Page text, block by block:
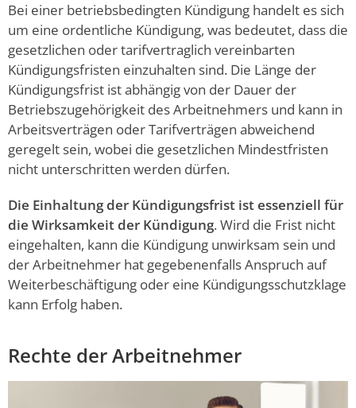
Bei einer betriebsbedingten Kündigung handelt es sich
um eine ordentliche Kündigung, was bedeutet, dass die
gesetzlichen oder tarifvertraglich vereinbarten
Kündigungsfristen einzuhalten sind. Die Länge der
Kündigungsfrist ist abhängig von der Dauer der
Betriebszugehörigkeit des Arbeitnehmers und kann in
Arbeitsverträgen oder Tarifverträgen abweichend
geregelt sein, wobei die gesetzlichen Mindestfristen
nicht unterschritten werden dürfen.
Die Einhaltung der Kündigungsfrist ist essenziell für
die Wirksamkeit der Kündigung. Wird die Frist nicht
eingehalten, kann die Kündigung unwirksam sein und
der Arbeitnehmer hat gegebenenfalls Anspruch auf
Weiterbeschäftigung oder eine Kündigungsschutzklage
kann Erfolg haben.
Rechte der Arbeitnehmer